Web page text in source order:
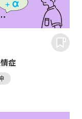
症